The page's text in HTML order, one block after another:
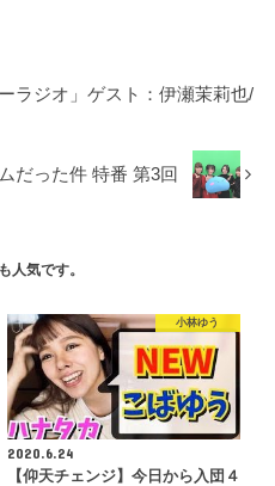
ラジオ」ゲスト：伊瀬茉莉也/
だった件 特番 第3回
人気です。
小林ゆう
2020.6.24
【仰天チェンジ】今日から入団４